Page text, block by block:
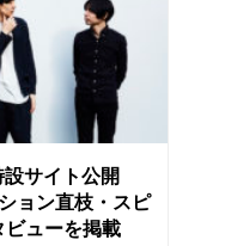
サイト公開
ョン直枝・スピ
ューを掲載